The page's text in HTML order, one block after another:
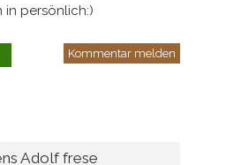
in persönlich:)
Kommentar melden
Adolf frese